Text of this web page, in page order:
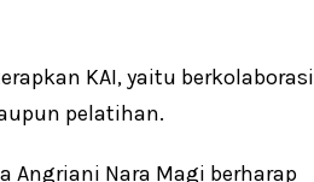
KAI, yaitu berkolaborasi
pelatihan.
Angriani Nara Magi berharap